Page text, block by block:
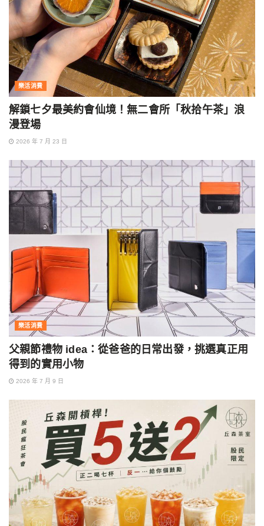
樂活消費
解鎖七夕最美約會仙境！無二會所「秋拾午茶」浪
漫登場
2026 年 7 月 23 日
樂活消費
父親節禮物 idea：從爸爸的日常出發，挑選真正用
得到的實用小物
2026 年 7 月 9 日